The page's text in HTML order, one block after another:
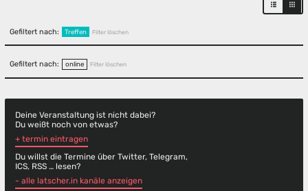
Gefiltert nach: Treffen Filter löschen
Gefiltert nach: online Filter löschen
Deine Veranstaltung ist nicht dabei?
Du weißt noch von etwas?
+ termin eintragen
Du willst die Termine über Twitter, Telegram,
ICS, RSS … lesen?
- alle latscher.in kanäle anzeigen